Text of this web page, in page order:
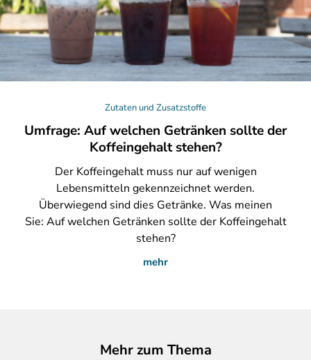
Zutaten und Zusatzstoffe
Umfrage: Auf welchen Getränken sollte der
Koffeingehalt stehen?
DerKoffeingehalt muss nur auf wenigen
Lebensmitteln gekennzeichnet werden.
Überwiegend sind dies Getränke. Was meinen
Sie: Auf welchen Getränken sollte der Koffeingehalt
stehen?
mehr
Mehr zum Thema